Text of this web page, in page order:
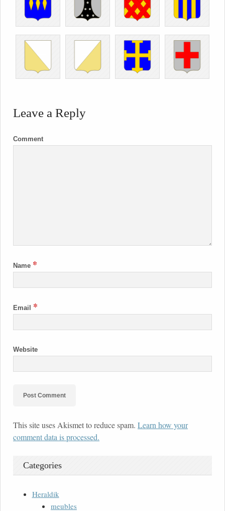
Leave a Reply
Comment
Name *
Email *
Website
This site uses Akismet to reduce spam. Learn how your
comment data is processed.
Categories
Heraldik
meubles